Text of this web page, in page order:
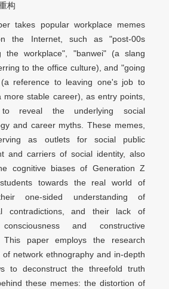
构
takes popular workplace memes
the Internet, such as "post-00s
the workplace", "banwei" (a slang
to the office culture), and "going
reference to leaving one's job to
more stable career), as entry points,
reveal the underlying social
and career myths. These memes,
as outlets for social public
and carriers of social identity, also
cognitive biases of Generation Z
towards the real world of
one-sided understanding of
contradictions, and their lack of
and constructive
This paper employs the research
of network ethnography and in-depth
to deconstruct the threefold truth
these memes: the distortion of